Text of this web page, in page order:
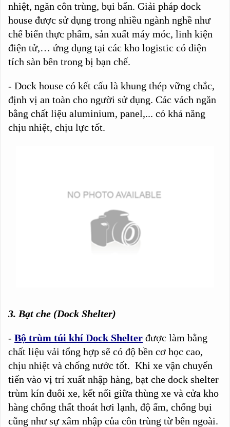
nhiệt, ngăn côn trùng, bụi bẩn. Giải pháp dock
house được sử dụng trong nhiều ngành nghề như
chế biến thực phẩm, sản xuất máy móc, linh kiện
điện tử,… ứng dụng tại các kho logistic có diện
tích sàn bên trong bị bạn chế.
- Dock house có kết cấu là khung thép vững chắc,
định vị an toàn cho người sử dụng. Các vách ngăn
bằng chất liệu aluminium, panel,... có khả năng
chịu nhiệt, chịu lực tốt.
3. Bạt che (Dock Shelter)
- Bộ trùm túi khí Dock Shelter được làm bằng
chất liệu vải tổng hợp sẽ có độ bền cơ học cao,
chịu nhiệt và chống nước tốt. Khi xe vận chuyển
tiến vào vị trí xuất nhập hàng, bạt che dock shelter
trùm kín đuôi xe, kết nối giữa thùng xe và cửa kho
hàng chống thất thoát hơi lạnh, độ ẩm, chống bụi
cũng như sự xâm nhập của côn trùng từ bên ngoài.